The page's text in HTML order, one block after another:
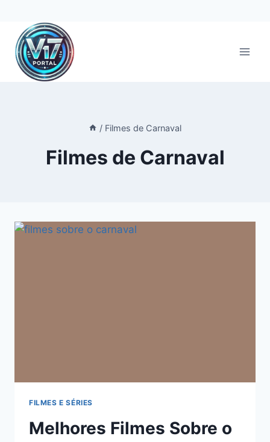
Pular
para
Conteúdo
/ Filmes de Carnaval
Filmes de Carnaval
FILMES E SÉRIES
Melhores Filmes Sobre o